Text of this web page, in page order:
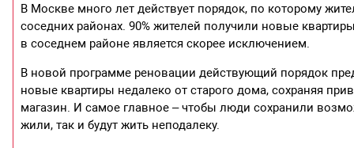
В Москве много лет действует порядок, по которому
соседних районах. 90% жителей получили новые
в соседнем районе является скорее исключением.
В новой программе реновации действующий порядок
новые квартиры недалеко от старого дома, сохраняя
магазин. И самое главное – чтобы люди сохранили
жили, так и будут жить неподалеку.